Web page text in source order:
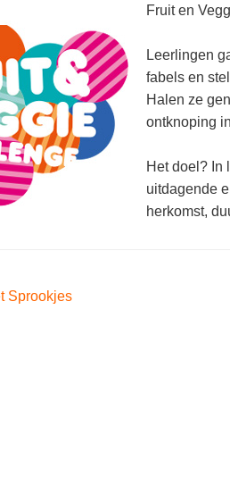
Fruit en
Leerlingen
fabels en
Halen ze
ontknoping
Het doel? In
uitdagende
herkomst,
Sprookjes